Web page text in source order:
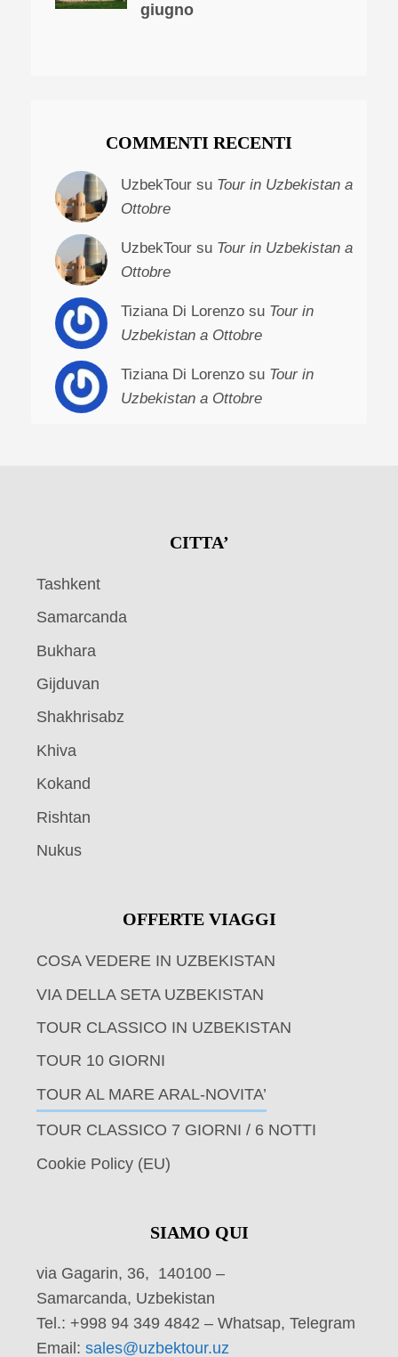
giugno
COMMENTI RECENTI
UzbekTour su Tour in Uzbekistan a
Ottobre
UzbekTour su Tour in Uzbekistan a
Ottobre
Tiziana Di Lorenzo su Tour in
Uzbekistan a Ottobre
Tiziana Di Lorenzo su Tour in
Uzbekistan a Ottobre
CITTA’
Tashkent
Samarcanda
Bukhara
Gijduvan
Shakhrisabz
Khiva
Kokand
Rishtan
Nukus
OFFERTE VIAGGI
COSA VEDERE IN UZBEKISTAN
VIA DELLA SETA UZBEKISTAN
TOUR CLASSICO IN UZBEKISTAN
TOUR 10 GIORNI
TOUR AL MARE ARAL-NOVITA’
TOUR CLASSICO 7 GIORNI / 6 NOTTI
Cookie Policy (EU)
SIAMO QUI
via Gagarin, 36, 140100 –
Samarcanda, Uzbekistan
Tel.: +998 94 349 4842 – Whatsap, Telegram
Email: sales@uzbektour.uz